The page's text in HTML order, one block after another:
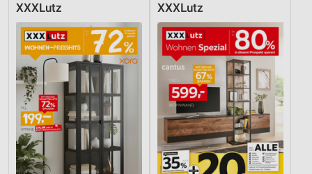
XXXLutz XXXLutz